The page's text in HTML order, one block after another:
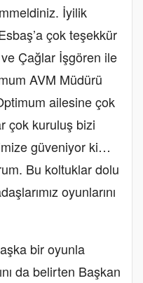
İyilik
çok teşekkür
Çağlar İşgören ile
AVM Müdürü
ailesine çok
çok kuruluş bizi
güveniyor ki…
Bu koltuklar dolu
oyunlarını
bir oyunla
da belirten Başkan